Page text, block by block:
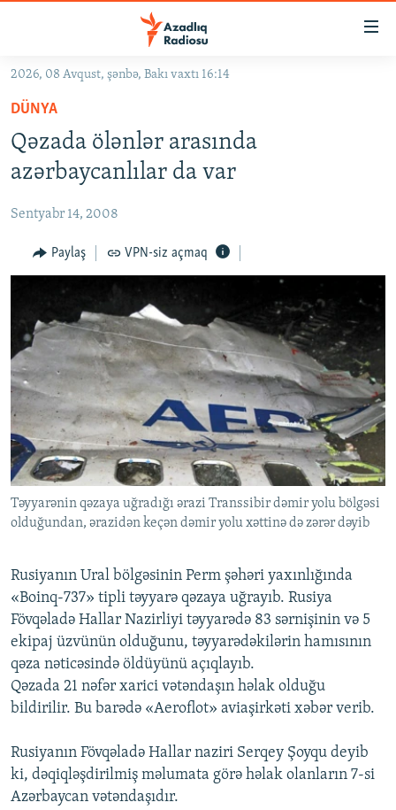
Əsas
qayıt
Əsas
naviqasiyaya
qayıt
Axtarışa
#İZAHLA
KORRUPSIOMETR
#ƏSLINDƏ
FƏRQƏ BAX
QANUNI DOĞRU
MULTIMEDIA
VIDEO
FOTOQALEREYA
İNFOQRAFIKA
KARIKATURA
RADIO ARXIV
OXU ZALI
AZƏRBAYCAN ƏDƏBIYYATI KITABXANASI
İSLAM VƏ DEMOKRATIYA
İZ - MƏDƏNIYYƏT PROQRAMI
HAQQIMIZDA
MISSIYAMIZ
PEŞƏ ETIKASI VƏ JURNALISTIKA STANDARTLARIMIZ
MATERIALLARIMIZDAN ISTIFADƏ
AZADLIQRADIOSU MOBIL TELEFONUNUZDA
XƏBƏR BÜLLETENLƏRIMIZ
BIZI IZLƏ
RFE/RL-in bütün saytları
2026, 08 Avqust, şənbə, Bakı vaxtı 16:14
DÜNYA
Qəzada ölənlər arasında
azərbaycanlılar da var
Sentyabr 14, 2008
Paylaş VPN-siz açmaq
Təyyarənin qəzaya uğradığı ərazi Transsibir dəmir yolu bölgəsi
olduğundan, ərazidən keçən dəmir yolu xəttinə də zərər dəyib
Rusiyanın Ural bölgəsinin Perm şəhəri yaxınlığında
«Boinq-737» tipli təyyarə qəzaya uğrayıb. Rusiya
Fövqəladə Hallar Nazirliyi təyyarədə 83 sərnişinin və 5
ekipaj üzvünün olduğunu, təyyarədəkilərin hamısının
qəza nəticəsində öldüyünü açıqlayıb.
Qəzada 21 nəfər xarici vətəndaşın həlak olduğu
bildirilir. Bu barədə «Aeroflot» aviaşirkəti xəbər verib.
Rusiyanın Fövqəladə Hallar naziri Serqey Şoyqu deyib
ki, dəqiqləşdirilmiş məlumata görə həlak olanların 7-si
Azərbaycan vətəndaşıdır.